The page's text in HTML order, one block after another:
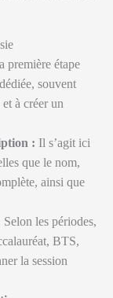
première étape
souvent
à créer un
: Il s’agit ici
que le nom,
ainsi que
Selon les périodes,
BTS,
la session